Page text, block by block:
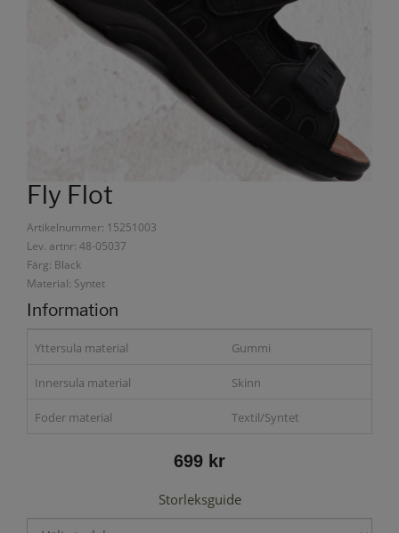
Fly Flot
Artikelnummer: 15251003
Lev. artnr: 48-05037
Färg: Black
Material: Syntet
Information
Yttersula material Gummi
Innersula material Skinn
Foder material Textil/Syntet
699 kr
Storleksguide